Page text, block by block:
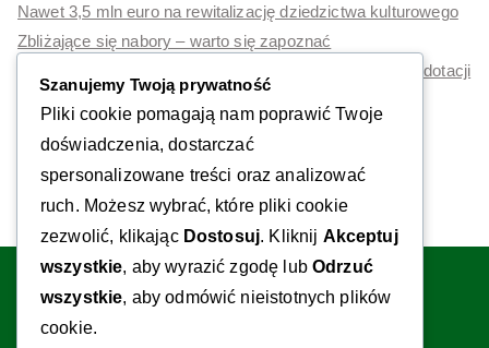
Nawet 3,5 mln euro na rewitalizację dziedzictwa kulturowego
Zbliżające się nabory – warto się zapoznać
Polskie Mosty Technologiczne 2026 – nawet 180 tys. zł dotacji
na rozwój eksportu. Ruszył nabór 3N/2026
Dotacje na inwestycje z ZUS
LinkedIn
YouTube
Facebook
Kontakt:
Szanujemy Twoją prywatność
Pliki cookie pomagają nam poprawić Twoje
doświadczenia, dostarczać
spersonalizowane treści oraz analizować
ruch. Możesz wybrać, które pliki cookie
zezwolić, klikając Dostosuj. Kliknij Akceptuj
wszystkie, aby wyrazić zgodę lub Odrzuć
wszystkie, aby odmówić nieistotnych plików
cookie.